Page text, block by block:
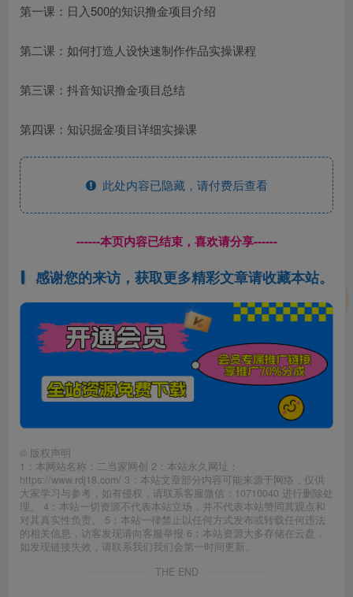
第一课：日入500的知识撸金项目介绍
第二课：如何打造人设快速制作作品实操课程
第三课：抖音知识撸金项目总结
第四课：知识掘金项目详细实操课
此处内容已隐藏，请付费后查看
------本页内容已结束，喜欢请分享------
感谢您的来访，获取更多精彩文章请收藏本站。
© 版权声明
1：本网站名称：二当家网创 2：本站永久网址：
https://www.rdj18.com/ 3：本站文章部分内容可能来源于网络，仅供
大家学习与参考，如有侵权，请联系客服微信：10710040 进行删除处
理。 4：本站一切资源不代表本站立场，并不代表本站赞同其观点和
对其真实性负责。 5：本站一律禁止以任何方式发布或转载任何违法
的相关信息，访客发现请向客服举报 6：本站资源大多存储在云盘，
如发现链接失效，请联系我们我们会第一时间更新。
THE END